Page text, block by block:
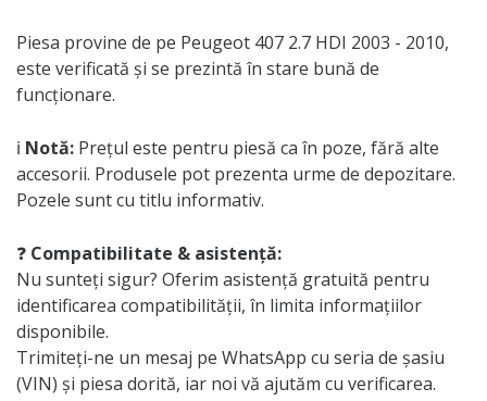
Piesa provine de pe Peugeot 407 2.7 HDI 2003 - 2010,
este verificată și se prezintă în stare bună de
funcționare.
ℹ️ Notă: Prețul este pentru piesă ca în poze, fără alte
accesorii. Produsele pot prezenta urme de depozitare.
Pozele sunt cu titlu informativ.
❓ Compatibilitate & asistență:
Nu sunteți sigur? Oferim asistență gratuită pentru
identificarea compatibilității, în limita informațiilor
disponibile.
Trimiteți-ne un mesaj pe WhatsApp cu seria de șasiu
(VIN) și piesa dorită, iar noi vă ajutăm cu verificarea.